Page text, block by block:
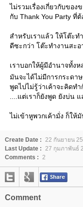
ไม่รวมเรื่องเกี่ยวกับขอ
กับ Thank You Party ที่
สำหรับเราแล้ว ให้โต๊ะท
ดีซะกว่า โต๊ะทำงานสะอ
เราบอกให้ผู้มีอำนาจทั้ง
มันจะได้ไม่มีการกระดา
พูดไปไม่รู้ว่าเค้าจะคิดท
....แต่เราก็ยังพูด ยังบ่น
ไม่เข้าหูพวกเค้ามั่ง ก็ให้
Create Date : 22 กันยายน
Last Update : 27 กุมภาพันธ์
Comments : 2
Comment